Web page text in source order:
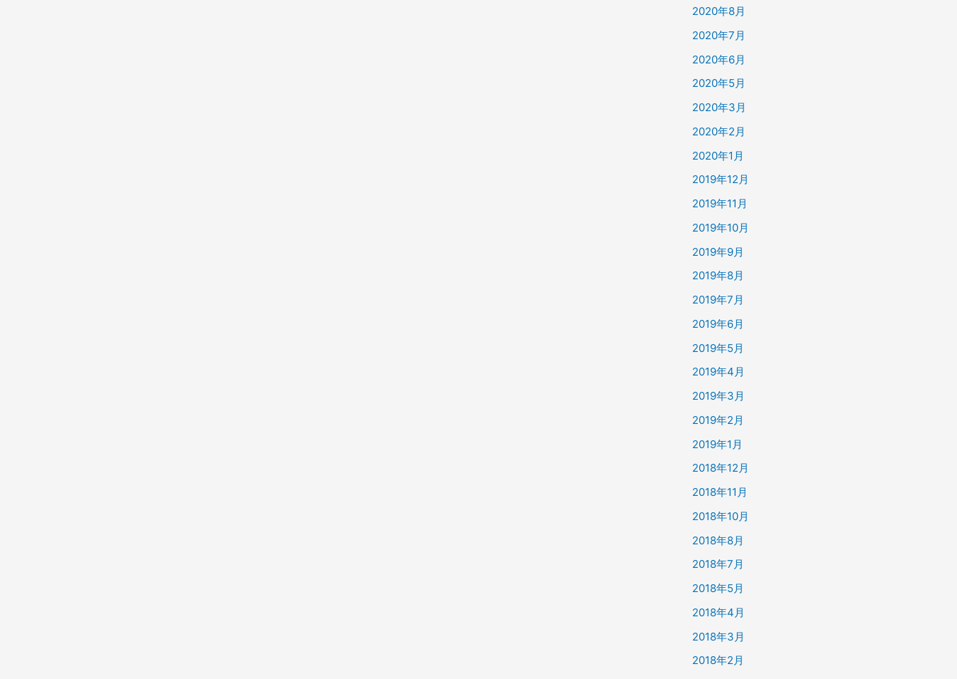
2020年8月
2020年7月
2020年6月
2020年5月
2020年3月
2020年2月
2020年1月
2019年12月
2019年11月
2019年10月
2019年9月
2019年8月
2019年7月
2019年6月
2019年5月
2019年4月
2019年3月
2019年2月
2019年1月
2018年12月
2018年11月
2018年10月
2018年8月
2018年7月
2018年5月
2018年4月
2018年3月
2018年2月